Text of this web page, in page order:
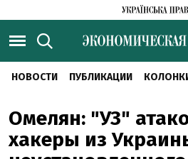
НОВОСТИ ПУБЛИКАЦИИ
Омелян: "УЗ"
хакеры из